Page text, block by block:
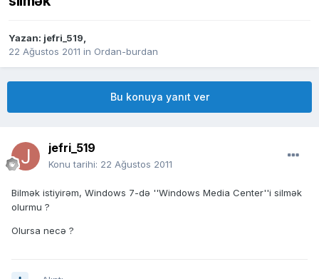
Yazan: jefri_519,
22 Ağustos 2011 in Ordan-burdan
Bu konuya yanıt ver
jefri_519
Konu tarihi: 22 Ağustos 2011
Bilmək istiyirəm, Windows 7-də ''Windows Media Center''i silmək
olurmu ?
Olursa necə ?